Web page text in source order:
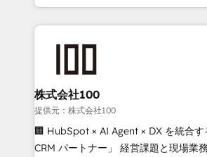
First, RevOps-led, Onboarding
Company of the Year 2024/25 INSIDEA helps
and build AI-powered workflows
from week one, in your time zone. What we do ➤
Onboarding: Live in weeks, with
around your business, not a
Move from any legacy CRM. Zero
株式会社100
提供元：株式会社100
🏢 HubSpot × AI Agent × DX を統合
CRM パートナー」 経営課題と現場業務をつなぐAIネイ